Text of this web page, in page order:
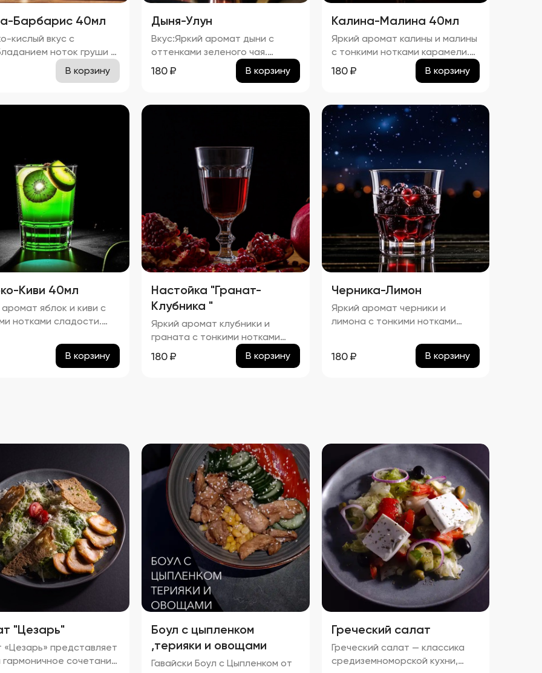
Барбарис 40мл
кислый вкус с
ноток груши и
с легкой горчинкой
чая и карамельным
составляет
29,74%.
В корзину
Дыня-Улун
Вкус:Яркий аромат дыни с
оттенками зеленого чая.
процент спирта в настойке
"Дыня-Улун" составляет
180₽ В корзину
Калина-Малина 40мл
Яркий аромат калины и малины
с тонкими нотками карамели.
процент спирта в настойке
"Калина-Малина" составляет
180 ₽ В корзину
Киви 40мл
яблок и киви с
нотками сладости.
Киви" составляет
24,22%
В корзину
Настойка "Гранат-
Клубника "
Яркий аромат клубники и
граната с тонкими нотками
сладости. процент спирта в
настойке "Гранат-Малина"
180₽ В корзину
Черника-Лимон
Яркий аромат черники и
лимона с тонкими нотками
настойке "Черника-Лимон"
составляет приблизительно
180 ₽ В корзину
"Цезарь"
представляет
сочетание
Боул с цыпленком
,терияки и овощами
Гавайски Боул с Цыпленком от
Греческий салат
Греческий салат — классика
средиземноморской кухни,